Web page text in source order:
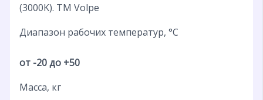
(3000K). ТМ Volpe
Диапазон рабочих температур, °С
от -20 до +50
Масса, кг